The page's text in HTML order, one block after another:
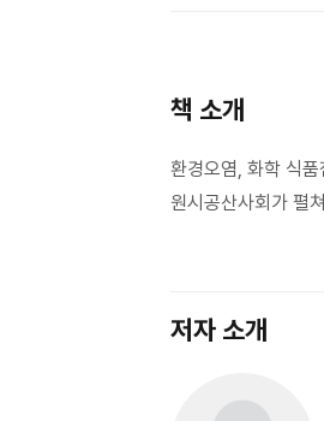
책 소개
환경오염, 화학 식
원시공산사회가 펼
저자 소개